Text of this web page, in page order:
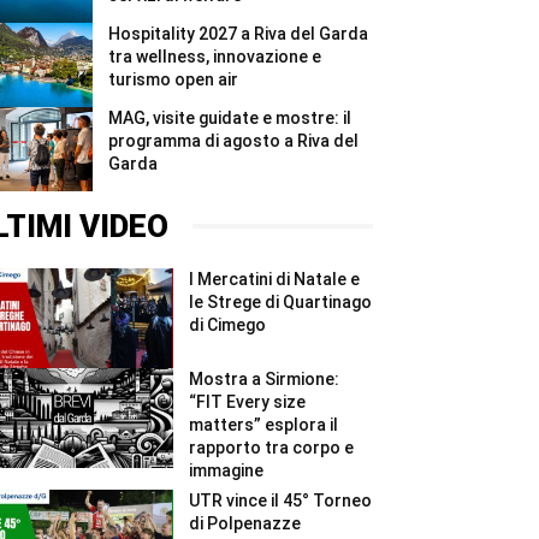
Hospitality 2027 a Riva del Garda
tra wellness, innovazione e
turismo open air
MAG, visite guidate e mostre: il
programma di agosto a Riva del
Garda
VIDEO
I Mercatini di Natale e
le Strege di Quartinago
di Cimego
Mostra a Sirmione:
“FIT Every size
matters” esplora il
rapporto tra corpo e
immagine
UTR vince il 45° Torneo
di Polpenazze